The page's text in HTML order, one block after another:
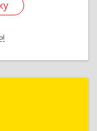
г.Кольчугино,